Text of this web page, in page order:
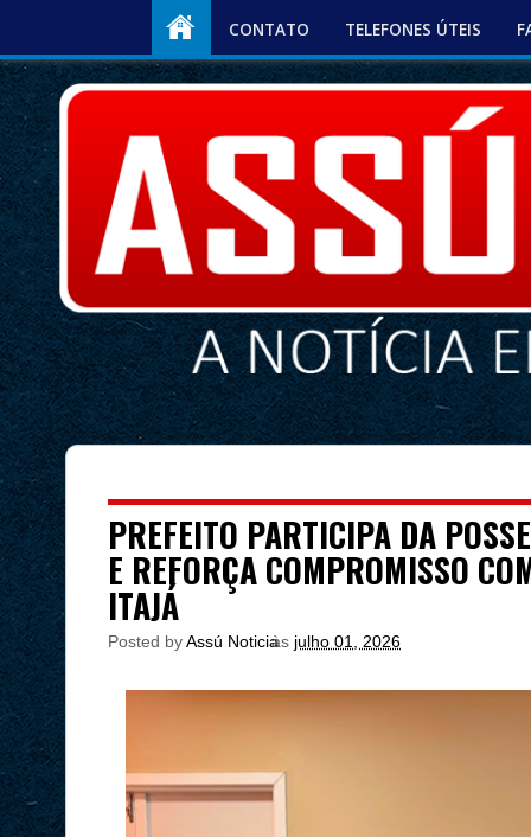
CONTATO TELEFONES ÚTEIS
PREFEITO PARTICIPA DA
E REFORÇA COMPROMISSO
ITAJÁ
Posted byAssú Noticia
às julho 01, 2026